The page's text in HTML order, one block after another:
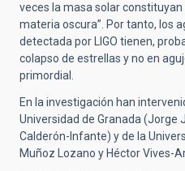
veces la masa solar
materia oscura”. Por tanto, los
detectada por LIGO tienen,
colapso de estrellas y no en
primordial.
En la investigación han
Universidad de Granada (Jorge
Calderón-Infante) y de la
Muñoz Lozano y Héctor Vives-